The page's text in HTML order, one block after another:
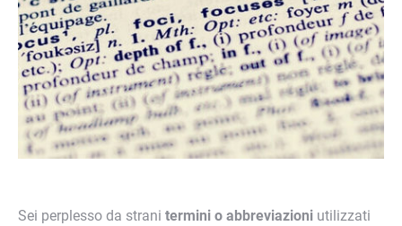
Sei perplesso da strani termini o abbreviazioni utilizzati